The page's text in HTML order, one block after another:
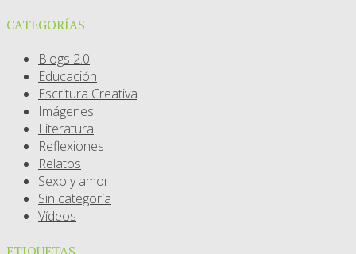
CATEGORÍAS
Blogs 2.0
Educación
Escritura Creativa
Imágenes
Literatura
Reflexiones
Relatos
Sexo y amor
Sin categoría
Vídeos
ETIQUETAS